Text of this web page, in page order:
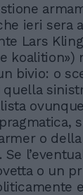
ieri sera
Lars
koalition»)
bivio: o
quella
o
Se
o un